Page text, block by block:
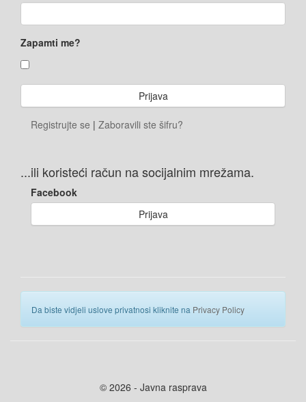
Zapamti me?
Registrujte se | Zaboravili ste šifru?
...ili koristeći račun na socijalnim mrežama.
Facebook
Prijava
Da biste vidjeli uslove privatnosi kliknite na Privacy Policy
© 2026 - Javna rasprava